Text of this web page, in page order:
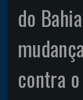
do
contra